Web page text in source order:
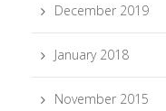
December 2019
January 2018
November 2015